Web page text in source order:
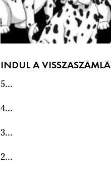
INDUL A
5...
4...
3...
2...